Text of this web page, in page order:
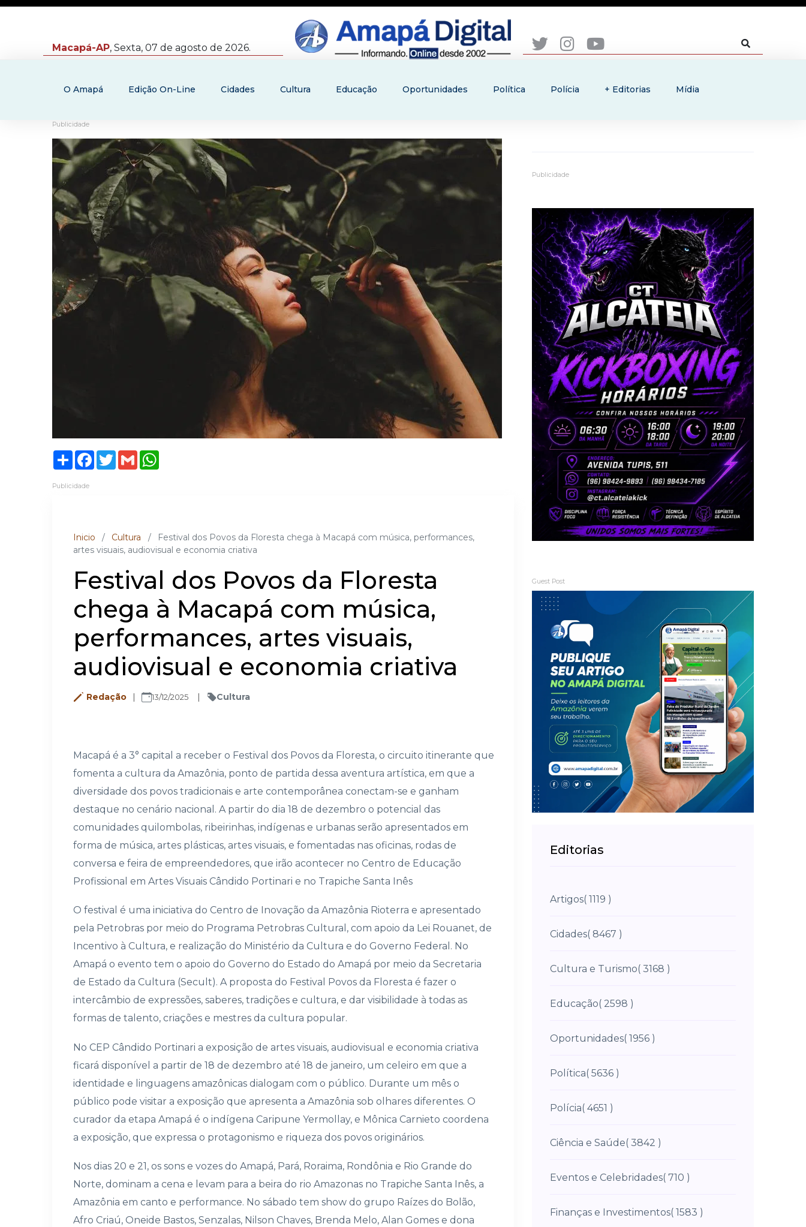
Macapá-AP, Sexta, 07 de agosto de 2026.
O Amapá Edição On-Line Cidades Cultura Educação Oportunidades Política Polícia + Editorias Mídia
Publicidade
ShareFacebook
TwitterGmail
Publicidade
Inicio / Cultura /
Festival dos Povos da Floresta chega à Macapá com música, performances,
artes visuais, audiovisual e economia criativa
Festival dos Povos da Floresta
chega à Macapá com música,
performances, artes visuais,
audiovisual e economia criativa
Redação 13/12/2025 Cultura
Macapá é a 3° capital a receber o Festival dos Povos da Floresta, o circuito itinerante que
fomenta a cultura da Amazônia, ponto de partida dessa aventura artística, em que a
diversidade dos povos tradicionais e arte contemporânea conectam-se e ganham
destaque no cenário nacional. A partir do dia 18 de dezembro o potencial das
comunidades quilombolas, ribeirinhas, indígenas e urbanas serão apresentados em
forma de música, artes plásticas, artes visuais, e fomentadas nas oficinas, rodas de
conversa e feira de empreendedores, que irão acontecer no Centro de Educação
Profissional em Artes Visuais Cândido Portinari e no Trapiche Santa Inês
O festival é uma iniciativa do Centro de Inovação da Amazônia Rioterra e apresentado
pela Petrobras por meio do Programa Petrobras Cultural, com apoio da Lei Rouanet, de
Incentivo à Cultura, e realização do Ministério da Cultura e do Governo Federal. No
Amapá o evento tem o apoio do Governo do Estado do Amapá por meio da Secretaria
de Estado da Cultura (Secult). A proposta do Festival Povos da Floresta é fazer o
intercâmbio de expressões, saberes, tradições e cultura, e dar visibilidade à todas as
formas de talento, criações e mestres da cultura popular.
No CEP Cândido Portinari a exposição de artes visuais, audiovisual e economia criativa
ficará disponível a partir de 18 de dezembro até 18 de janeiro, um celeiro em que a
identidade e linguagens amazônicas dialogam com o público. Durante um mês o
público pode visitar a exposição que apresenta a Amazônia sob olhares diferentes. O
curador da etapa Amapá é o indígena Caripune Yermollay, e Mônica Carnieto coordena
a exposição, que expressa o protagonismo e riqueza dos povos originários.
Nos dias 20 e 21, os sons e vozes do Amapá, Pará, Roraima, Rondônia e Rio Grande do
Norte, dominam a cena e levam para a beira do rio Amazonas no Trapiche Santa Inês, a
Amazônia em canto e performance. No sábado tem show do grupo Raízes do Bolão,
Afro Criaú, Oneide Bastos, Senzalas, Nilson Chaves, Brenda Melo, Alan Gomes e dona
Publicidade
Guest Post
Editorias
Artigos( 1119 )
Cidades( 8467 )
Cultura e Turismo( 3168 )
Educação( 2598 )
Oportunidades( 1956 )
Política( 5636 )
Polícia( 4651 )
Ciência e Saúde( 3842 )
Eventos e Celebridades( 710 )
Finanças e Investimentos( 1583 )